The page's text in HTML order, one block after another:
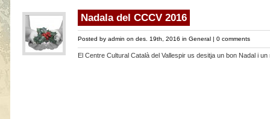
Nadala del CCCV 2016
Posted by admin on des. 19th, 2016 in General | 0 comments
El Centre Cultural Català del Vallespir us desitja un bon Nadal i un